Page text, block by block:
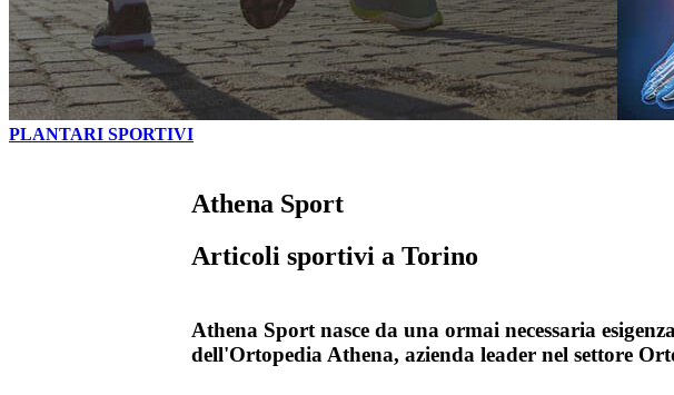
PLANTARI SPORTIVI
Athena Sport
Articoli sportivi a Torino
Athena Sport nasce da una ormai necessaria
dell'Ortopedia Athena, azienda leader nel settore